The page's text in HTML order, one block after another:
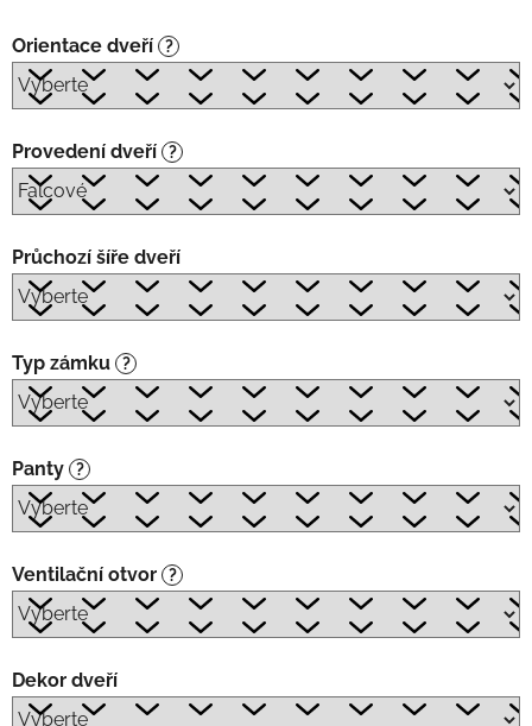
Orientace dveří ?
Provedení dveří ?
Průchozí šíře dveří
Typ zámku ?
Panty ?
Ventilační otvor ?
Dekor dveří